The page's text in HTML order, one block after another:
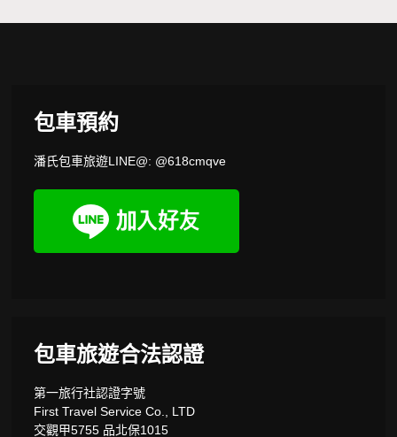
包車預約
潘氏包車旅遊LINE@: @618cmqve
包車旅遊合法認證
第一旅行社認證字號
First Travel Service Co., LTD
交觀甲5755 品北保1015